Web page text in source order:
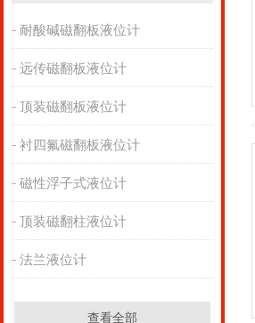
耐酸碱磁翻板液位计
远传磁翻板液位计
顶装磁翻板液位计
衬四氟磁翻板液位计
磁性浮子式液位计
顶装磁翻柱液位计
法兰液位计
查看全部